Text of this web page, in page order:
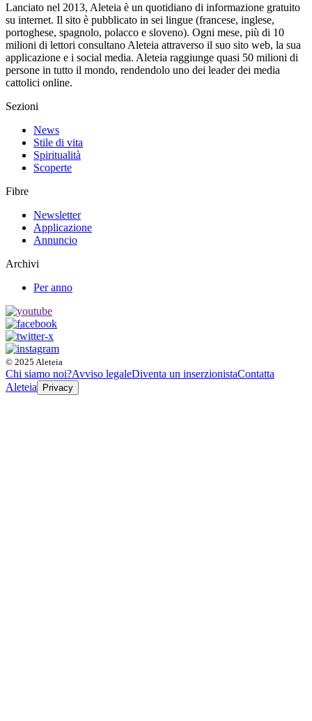
Lanciato nel 2013, Aleteia è un quotidiano di informazione gratuito
su internet. Il sito è pubblicato in sei lingue (francese, inglese,
portoghese, spagnolo, polacco e sloveno). Ogni mese, più di 10
milioni di lettori consultano Aleteia attraverso il suo sito web, la sua
applicazione e i social media. Aleteia raggiunge quasi 50 milioni di
persone in tutto il mondo, rendendolo uno dei leader dei media
cattolici online.
Sezioni
News
Stile di vita
Spiritualità
Scoperte
Fibre
Newsletter
Applicazione
Annuncio
Archivi
Per anno
© 2025 Aleteia
Chi siamo noi?Avviso legaleDiventa un inserzionistaContatta
Aleteia
Privacy